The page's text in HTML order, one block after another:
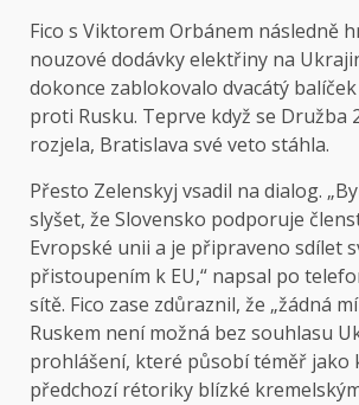
Fico s Viktorem Orbánem následně
nouzové dodávky elektřiny na
dokonce zablokovalo dvacátý
proti Rusku. Teprve když se Družba
rozjela, Bratislava své veto stáhla.
Přesto Zelenskyj vsadil na dialog.
slyšet, že Slovensko podporuje
Evropské unii a je připraveno sdílet
přistoupením k EU,“ napsal po
sítě. Fico zase zdůraznil, že „žádná
Ruskem není možná bez souhlasu
prohlášení, které působí téměř jako
předchozí rétoriky blízké